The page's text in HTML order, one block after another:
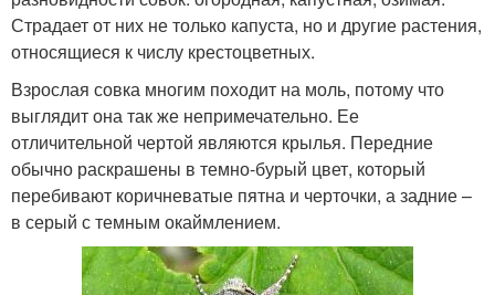
Страдает от них не только капуста, но и другие растения,
относящиеся к числу крестоцветных.
Взрослая совка многим походит на моль, потому что
выглядит она так же непримечательно. Ее
отличительной чертой являются крылья. Передние
обычно раскрашены в темно-бурый цвет, который
перебивают коричневатые пятна и черточки, а задние –
в серый с темным окаймлением.